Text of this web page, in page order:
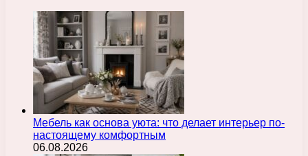
Мебель как основа уюта: что делает интерьер по-
настоящему комфортным
06.08.2026